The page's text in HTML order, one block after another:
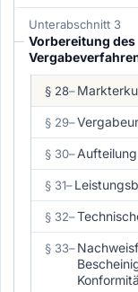
Unterabschnitt 3
Vorbereitung des
§ 28–
§ 29–
§ 30–
§ 31–
§ 32–
§ 33–